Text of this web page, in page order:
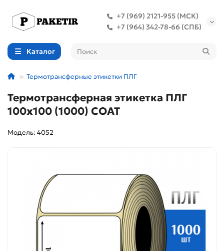
+7 (969) 2121-955 (МСК)
+7 (964) 342-78-66 (СПБ)
Каталог
Термотрансферные этикетки ПЛГ
Термотрансферная этикетка ПЛГ
100х100 (1000) COAT
Модель: 4052